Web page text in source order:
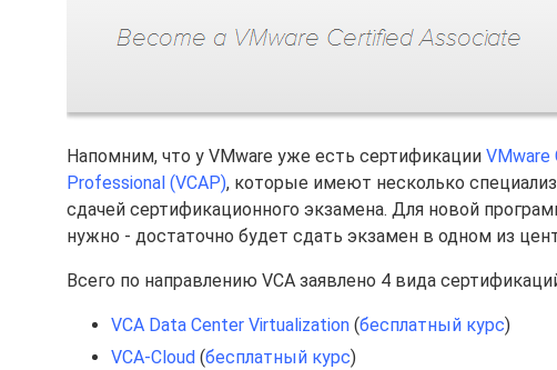
Напомним, что у VMware уже есть сертификации VMware
Professional (VCAP), которые имеют несколько
сдачей сертификационного экзамена. Для новой
нужно - достаточно будет сдать экзамен в одном из
Всего по направлению VCA заявлено 4 вида
VCA Data Center Virtualization (бесплатный курс)
VCA-Cloud (бесплатный курс)